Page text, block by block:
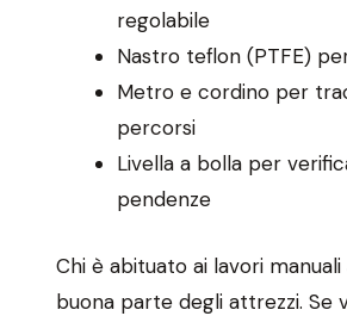
regolabile
Nastro teflon (PTFE)
Metro e cordino per
percorsi
Livella a bolla per
pendenze
Chi è abituato ai lavori manuali
buona parte degli attrezzi. Se